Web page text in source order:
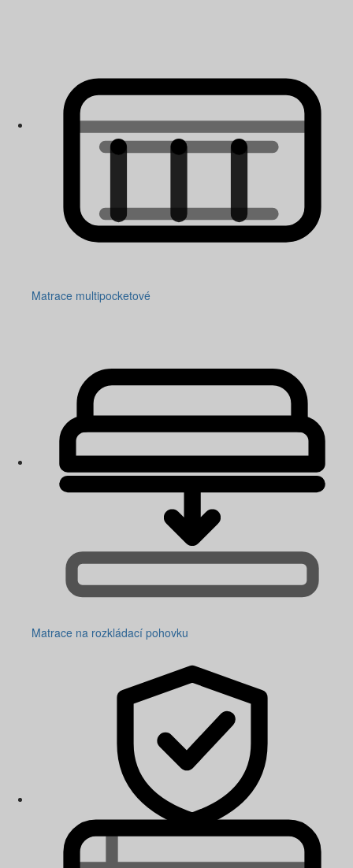
Matrace multipocketové
Matrace na rozkládací pohovku